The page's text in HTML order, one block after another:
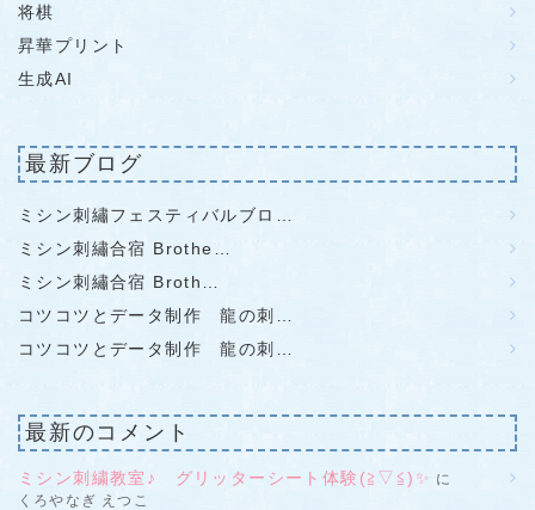
将棋
昇華プリント
生成AI
最新ブログ
ミシン刺繡フェスティバルブロ…
ミシン刺繡合宿 Brothe…
ミシン刺繡合宿 Broth…
コツコツとデータ制作 龍の刺…
コツコツとデータ制作 龍の刺…
最新のコメント
ミシン刺繍教室♪ グリッターシート体験(≧▽≦)✨ に
くろやなぎ えつこ